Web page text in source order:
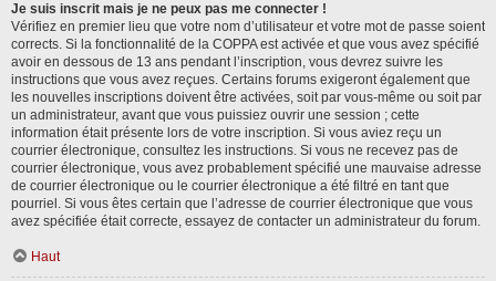
Je suis inscrit mais je ne peux pas me connecter !
Vérifiez en premier lieu que votre nom d’utilisateur et votre mot de passe soient
corrects. Si la fonctionnalité de la COPPA est activée et que vous avez spécifié
avoir en dessous de 13 ans pendant l’inscription, vous devrez suivre les
instructions que vous avez reçues. Certains forums exigeront également que
les nouvelles inscriptions doivent être activées, soit par vous-même ou soit par
un administrateur, avant que vous puissiez ouvrir une session ; cette
information était présente lors de votre inscription. Si vous aviez reçu un
courrier électronique, consultez les instructions. Si vous ne recevez pas de
courrier électronique, vous avez probablement spécifié une mauvaise adresse
de courrier électronique ou le courrier électronique a été filtré en tant que
pourriel. Si vous êtes certain que l’adresse de courrier électronique que vous
avez spécifiée était correcte, essayez de contacter un administrateur du forum.
Haut